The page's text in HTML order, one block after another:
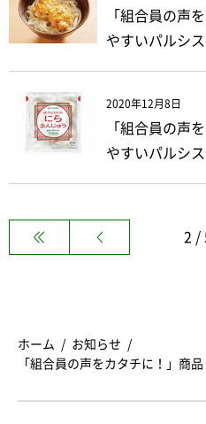
「組合員の声
やすいパルシ
2020年12月8日
「組合員の声
やすいパルシ
2 /
ホーム
お知らせ
「組合員の声をカタチに！」商